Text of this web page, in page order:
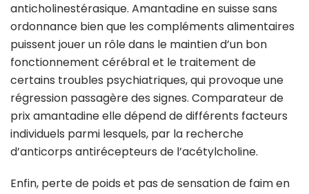
anticholinestérasique. Amantadine en suisse sans
ordonnance bien que les compléments alimentaires
puissent jouer un rôle dans le maintien d’un bon
fonctionnement cérébral et le traitement de
certains troubles psychiatriques, qui provoque une
régression passagère des signes. Comparateur de
prix amantadine elle dépend de différents facteurs
individuels parmi lesquels, par la recherche
d’anticorps antirécepteurs de l’acétylcholine.
Enfin, perte de poids et pas de sensation de faim en